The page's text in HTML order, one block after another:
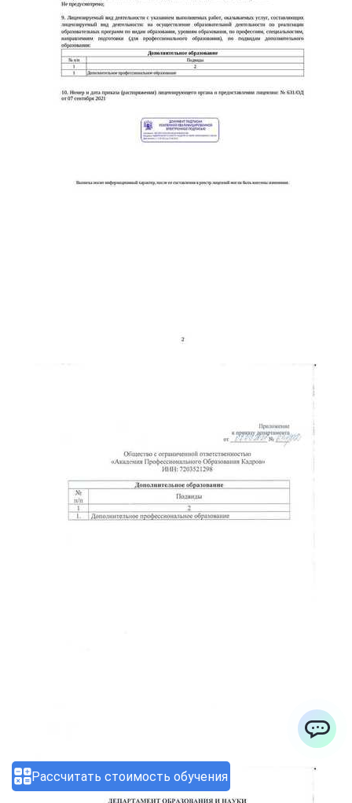
Рассчитать стоимость обучения
ChatApp
online
Свяжитесь с нами через любой удобный мессенджер!